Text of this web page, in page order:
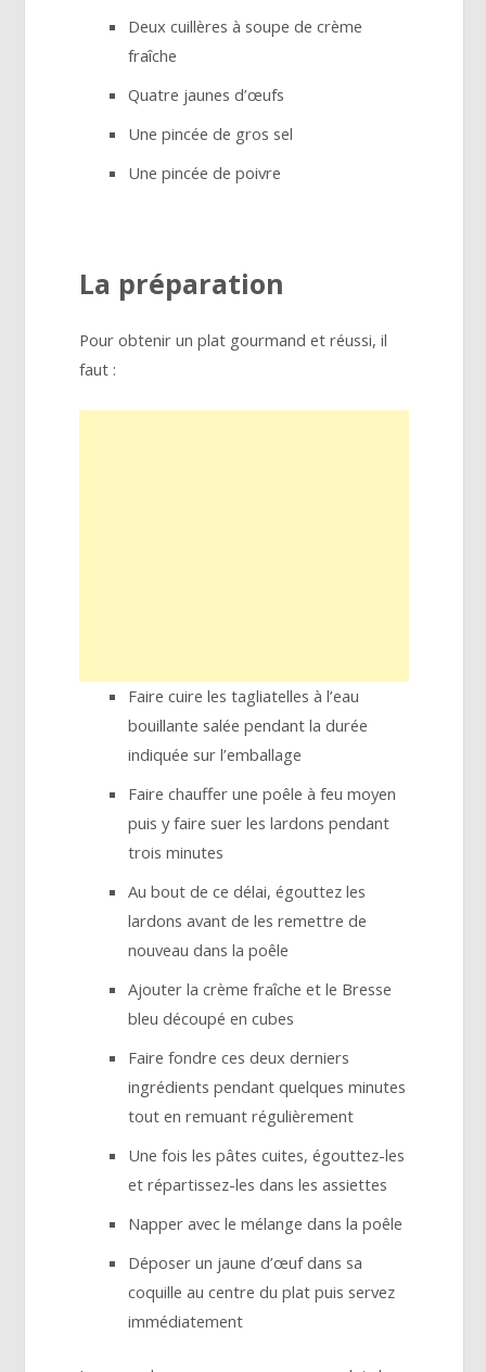
Deux cuillères à soupe de crème
fraîche
Quatre jaunes d’œufs
Une pincée de gros sel
Une pincée de poivre
La préparation
Pour obtenir un plat gourmand et réussi, il
faut :
Faire cuire les tagliatelles à l’eau
bouillante salée pendant la durée
indiquée sur l’emballage
Faire chauffer une poêle à feu moyen
puis y faire suer les lardons pendant
trois minutes
Au bout de ce délai, égouttez les
lardons avant de les remettre de
nouveau dans la poêle
Ajouter la crème fraîche et le Bresse
bleu découpé en cubes
Faire fondre ces deux derniers
ingrédients pendant quelques minutes
tout en remuant régulièrement
Une fois les pâtes cuites, égouttez-les
et répartissez-les dans les assiettes
Napper avec le mélange dans la poêle
Déposer un jaune d’œuf dans sa
coquille au centre du plat puis servez
immédiatement